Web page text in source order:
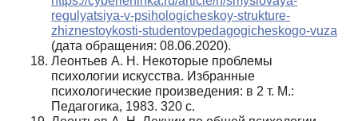
regulyatsiya-v‑psihologicheskoy-strukture-
zhiznestoykosti-studentovpedagogicheskogo-vuza
(дата обращения: 08.06.2020).
Леонтьев А. Н. Некоторые проблемы
психологии искусства. Избранные
психологические произведения: в 2 т. М.:
Педагогика, 1983. 320 с.